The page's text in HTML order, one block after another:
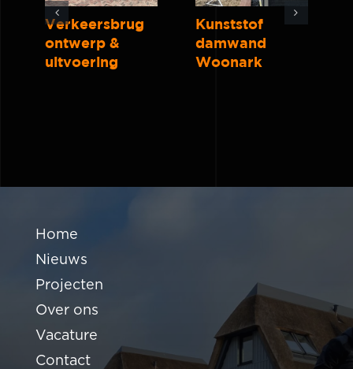
Verkeersbrug
ontwerp &
uitvoering
Kunststof
damwand
Woonark
Home
Nieuws
Projecten
Over ons
Vacature
Contact